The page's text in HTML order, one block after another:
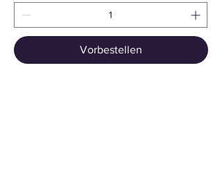
Vorbestellen